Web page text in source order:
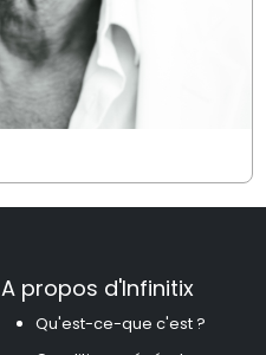
A propos d'Infinitix
Qu'est-ce-que c'est ?